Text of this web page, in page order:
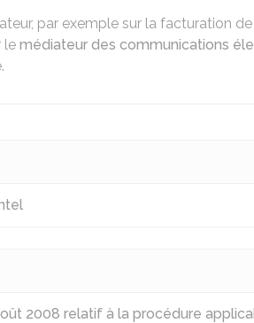
par exemple sur la facturation
le médiateur des communications
2008 relatif à la procédure